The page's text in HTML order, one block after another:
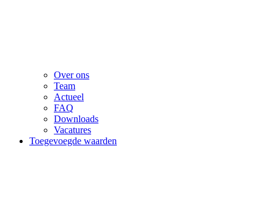
Over ons
Team
Actueel
FAQ
Downloads
Vacatures
Toegevoegde waarden